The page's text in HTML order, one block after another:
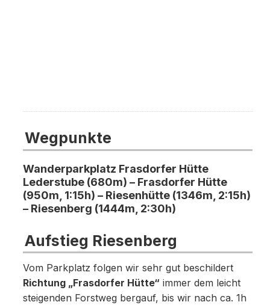
Wegpunkte
Wanderparkplatz Frasdorfer Hütte
Lederstube (680m) – Frasdorfer Hütte
(950m, 1:15h) – Riesenhütte (1346m, 2:15h)
– Riesenberg (1444m, 2:30h)
Aufstieg Riesenberg
Vom Parkplatz folgen wir sehr gut beschildert
Richtung „Frasdorfer Hütte“ immer dem leicht
steigenden Forstweg bergauf, bis wir nach ca. 1h